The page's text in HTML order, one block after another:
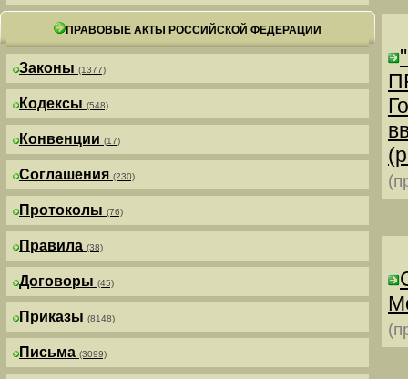
ПРАВОВЫЕ АКТЫ РОССИЙСКОЙ ФЕДЕРАЦИИ
Законы (1377)
Кодексы (548)
Конвенции (17)
Соглашения (230)
Протоколы (76)
Правила (38)
Договоры (45)
Приказы (8148)
Письма (3099)